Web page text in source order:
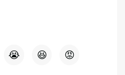
😭 😆 😡